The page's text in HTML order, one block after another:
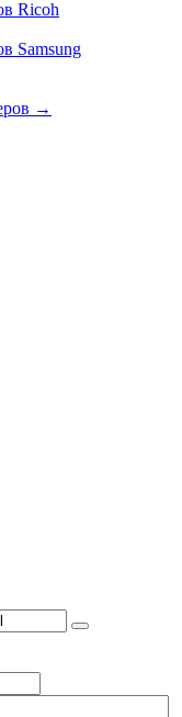
Ricoh
Samsung
→